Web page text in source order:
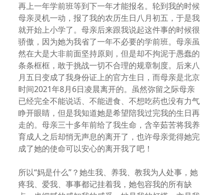
再上一年学前班等到下一年才能报名。轮到我的时候
母亲灵机一动，报了我的农历生日八月初五，于是我
就开始上小学了。母亲后来跟我说起这件事的时候很
骄傲，因为她为我省了一年不必要的学前班。母亲虽
然在大是大非前面坚持原则，但是却不拘泥于愚蠢的
条条框框，敢于挑战一切不合理的规章制度。后来八
月五日变成了我身份证上的官方生日，而母亲是北京
时间2021年8月6日凌晨离开的。虽然弥留之际母亲
已经完全不能说话、不能进食、不想吃药也没有力气
睁开眼睛，但是我知道她是希望陪我过完我的生日再
走的。母亲三十多年前给了我生命，含辛茹苦将我养
育成人之后却悄无声息的离开了，也许母亲觉得她完
成了她的使命可以安心的离开我了吧！
所以“妈是什么”？她生我、养我、教我为人处事，她
疼我、爱我、事事都记挂着我，她包容我的所有缺